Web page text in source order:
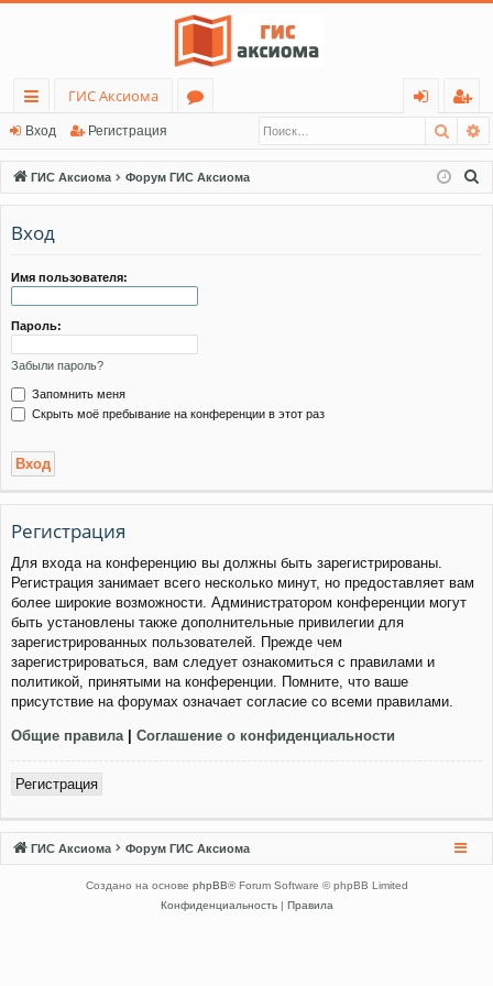
с
ы
лк
и
ГИС Аксиома
ру
м
д
ег
ис
тр
Вход Регистрация
ГИС Аксиома Форум ГИС Аксиома
Вход
Имя пользователя:
Пароль:
Забыли пароль?
Запомнить меня
Скрыть моё пребывание на конференции в этот раз
Регистрация
Для входа на конференцию вы должны быть зарегистрированы.
Регистрация занимает всего несколько минут, но предоставляет вам
более широкие возможности. Администратором конференции могут
быть установлены также дополнительные привилегии для
зарегистрированных пользователей. Прежде чем
зарегистрироваться, вам следует ознакомиться с правилами и
политикой, принятыми на конференции. Помните, что ваше
присутствие на форумах означает согласие со всеми правилами.
Общие правила | Соглашение о конфиденциальности
Регистрация
ГИС Аксиома Форум ГИС Аксиома
Создано на основе phpBB® Forum Software © phpBB Limited
Конфиденциальность| Правила